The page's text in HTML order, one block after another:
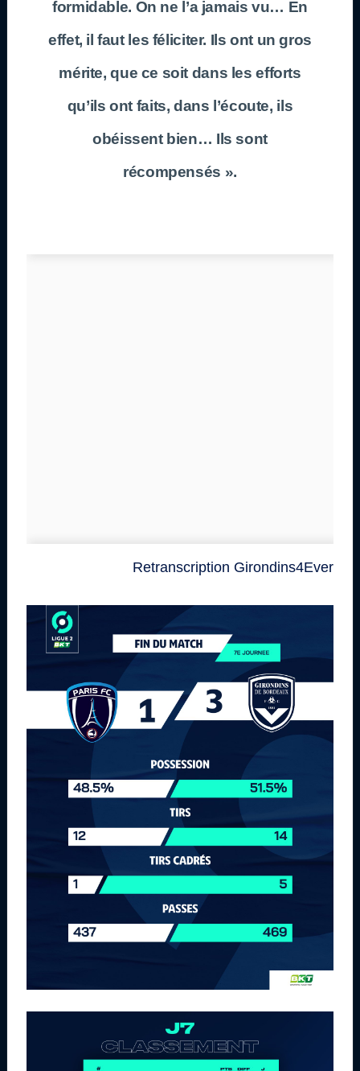
formidable. On ne l’a jamais vu… En
effet, il faut les féliciter. Ils ont un gros
mérite, que ce soit dans les efforts
qu’ils ont faits, dans l’écoute, ils
obéissent bien… Ils sont
récompensés ».
Retranscription Girondins4Ever